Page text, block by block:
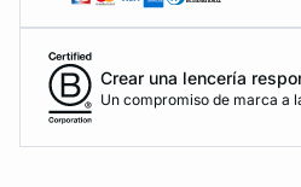
Crear una lencería
Un compromiso de marca a